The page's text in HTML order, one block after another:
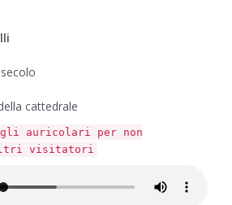
cattedrale
gli auricolari per non
visitatori